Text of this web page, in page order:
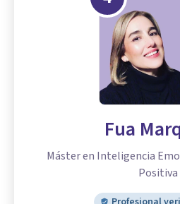
Fua
Máster en Inteligencia
Positiva